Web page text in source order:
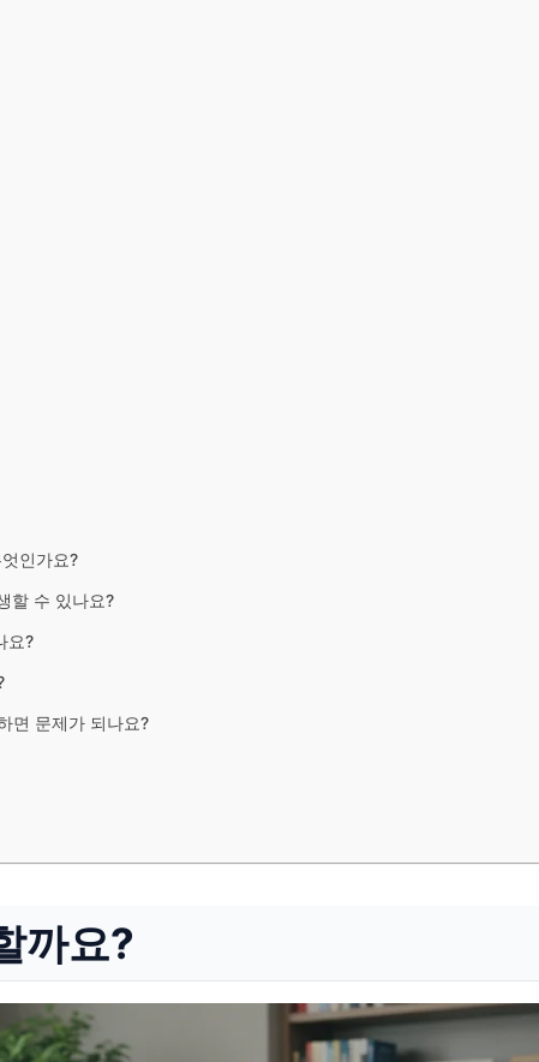
인가요?
할 수 있나요?
요?
면 문제가 되나요?
까요?